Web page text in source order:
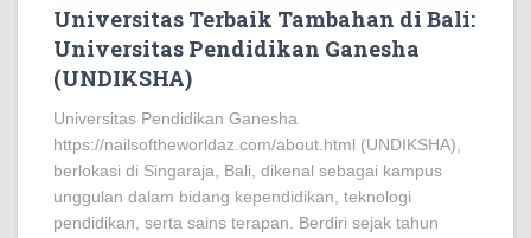
Universitas Terbaik Tambahan di Bali:
Universitas Pendidikan Ganesha
(UNDIKSHA)
Universitas Pendidikan Ganesha
https://nailsoftheworldaz.com/about.html (UNDIKSHA),
berlokasi di Singaraja, Bali, dikenal sebagai kampus
unggulan dalam bidang kependidikan, teknologi
pendidikan, serta sains terapan. Berdiri sejak tahun